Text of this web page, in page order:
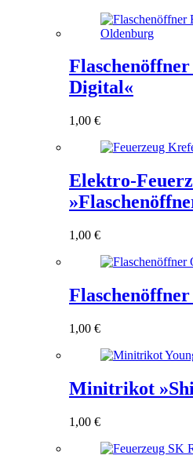
Digital«
1,00 €
Elektro-
1,00 €
1,00 €
Minitrikot
1,00 €